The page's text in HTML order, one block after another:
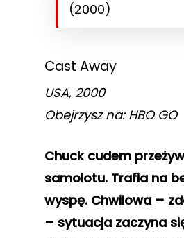
(2000)
Cast Away
USA, 2000
Obejrzysz na: HBO GO
Chuck cudem
samolotu. Trafia na
wyspę. Chwilowa –
– sytuacja zaczyna